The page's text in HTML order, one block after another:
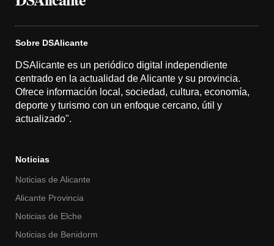
Sobre DSAlicante
DSAlicante es un periódico digital independiente
centrado en la actualidad de Alicante y su provincia.
Ofrece información local, sociedad, cultura, economía,
deporte y turismo con un enfoque cercano, útil y
actualizado".
Noticias
Noticias de Alicante
Alicante Provincia
Noticias de Elche
Noticias de Benidorm